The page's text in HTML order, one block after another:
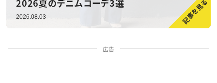
2026夏のデニムコーデ3選
2026.08.03
広告